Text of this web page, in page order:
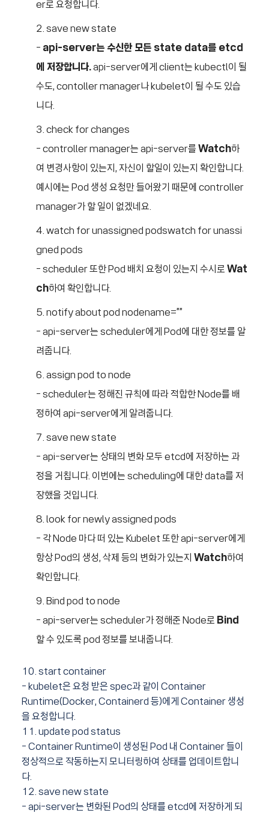
er로 요청합니다.
save new state
- api-server는 수신한 모든 state data를 etcd
에 저장합니다.api-server에게 client는 kubectl이 될
수도, contoller manager나 kubelet이 될 수도 있습
니다.
check for changes
- controller manager는 api-server를 Watch하
여 변경사항이 있는지, 자신이 할일이 있는지 확인합니다.
예시에는 Pod 생성 요청만 들어왔기 때문에 controller
manager가 할 일이 없겠네요.
watch for unassigned podswatch for unassi
gned pods
- scheduler 또한 Pod 배치 요청이 있는지 수시로 Wat
ch하여 확인합니다.
notify about pod nodename=””
- api-server는 scheduler에게 Pod에 대한 정보를 알
려줍니다.
assign pod to node
- scheduler는 정해진 규칙에 따라 적합한 Node를 배
정하여 api-server에게 알려줍니다.
save new state
- api-server는 상태의 변화 모두 etcd에 저장하는 과
정을 거칩니다. 이번에는 scheduling에 대한 data를 저
장했을 것입니다.
look for newly assigned pods
- 각 Node 마다 떠 있는 Kubelet 또한 api-server에게
항상 Pod의 생성, 삭제 등의 변화가 있는지 Watch하여
확인합니다.
Bind pod to node
- api-server는 scheduler가 정해준 Node로 Bind
할 수 있도록 pod 정보를 보내줍니다.
10. start container
- kubelet은 요청 받은 spec과 같이 Container
Runtime(Docker, Containerd 등)에게 Container 생성
을 요청합니다.
11. update pod status
- Container Runtime이 생성된 Pod 내 Container 들이
정상적으로 작동하는지 모니터링하여 상태를 업데이트합니
다.
12. save new state
- api-server는 변화된 Pod의 상태를 etcd에 저장하게 되